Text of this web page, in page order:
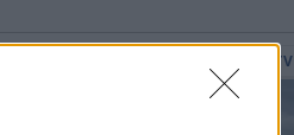
WebTV